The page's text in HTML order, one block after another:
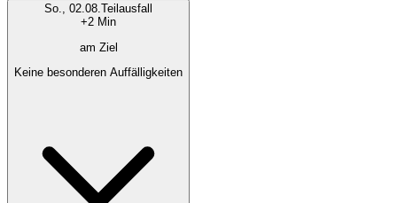
So., 02.08.Teilausfall
+2 Min
am Ziel
Keine besonderen Auffälligkeiten